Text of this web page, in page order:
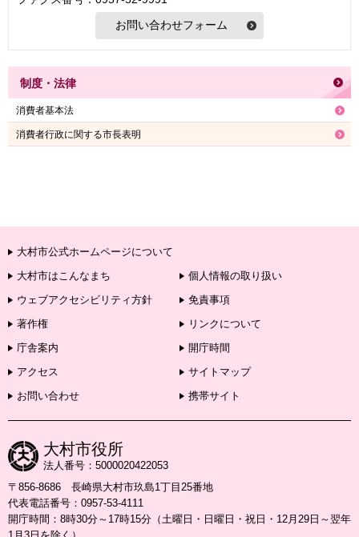
制度・法律
消費者基本法
消費者行政に関する市長表明
大村市公式ホームページについて
大村市はこんなまち
個人情報の取り扱い
ウェブアクセシビリティ方針
免責事項
著作権
リンクについて
庁舎案内
開庁時間
アクセス
サイトマップ
お問い合わせ
携帯サイト
大村市役所
法人番号：5000020422053
〒856-8686 長崎県大村市玖島1丁目25番地
代表電話番号：0957-53-4111
開庁時間：8時30分～17時15分（土曜日・日曜日・祝日・12月29日～翌年